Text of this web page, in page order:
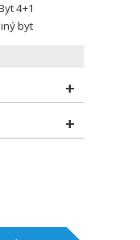
4+1
byt